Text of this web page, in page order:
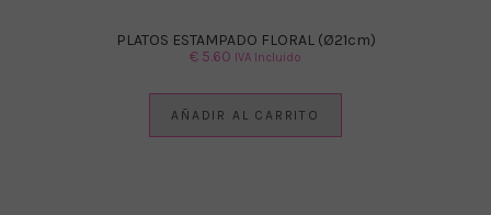
PLATOS ESTAMPADO FLORAL (Ø21cm)
€ 5.60 IVA Incluido
AÑADIR AL CARRITO